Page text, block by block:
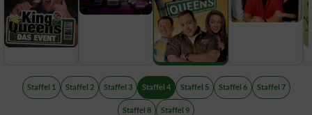
Staffel 1 Staffel 2 Staffel 3 Staffel 4 Staffel 5 Staffel 6 Staffel 7
Staffel 8 Staffel 9